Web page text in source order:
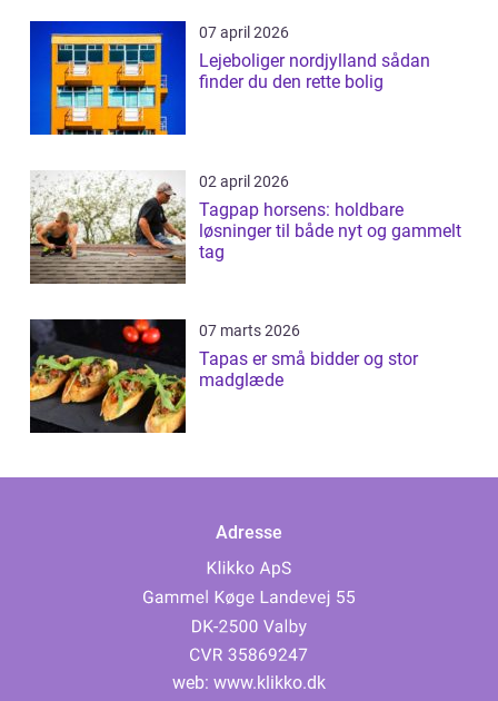
07 april 2026
Lejeboliger nordjylland sådan
finder du den rette bolig
02 april 2026
Tagpap horsens: holdbare
løsninger til både nyt og gammelt
tag
07 marts 2026
Tapas er små bidder og stor
madglæde
Adresse
web: www.klikko.dk